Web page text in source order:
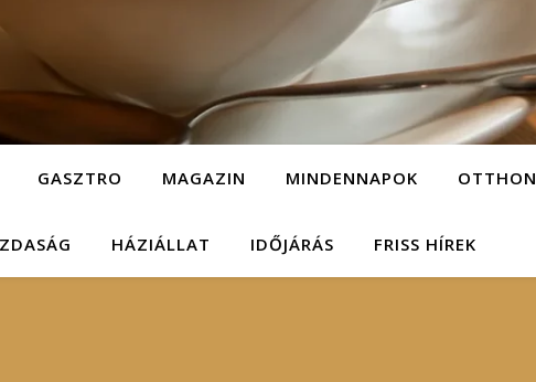
GASZTRO MAGAZIN MINDENNAPOK OTTHON
HÁZIÁLLAT IDŐJÁRÁS FRISS HÍREK